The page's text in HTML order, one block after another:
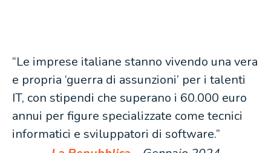
“Le imprese italiane stanno vivendo una vera
e propria ‘guerra di assunzioni’ per i talenti
IT, con stipendi che superano i 60.000 euro
annui per figure specializzate come tecnici
informatici e sviluppatori di software.”